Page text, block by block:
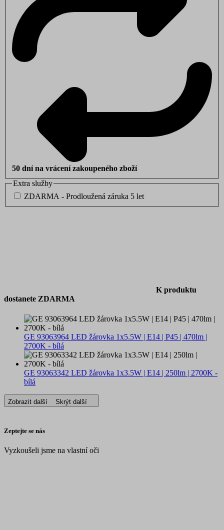
50 dní na vrácení zakoupeného zboží
Extra služby
ZDARMA - Prodloužená záruka 5 let
K produktu
dostanete ZDARMA
GE 93063964 LED žárovka 1x5.5W | E14 | P45 | 470lm |
2700K - bílá
GE 93063342 LED žárovka 1x3.5W | E14 | 250lm | 2700K -
bílá
Zobrazit další Skrýt další
Zeptejte se nás
Vyzkoušeli jsme na vlastní oči